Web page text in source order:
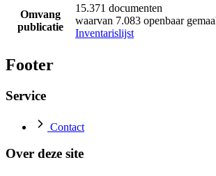
Omvang
publicatie
15.371 documenten
waarvan 7.083 openbaar
Inventarislijst
Footer
Service
Contact
Over deze site